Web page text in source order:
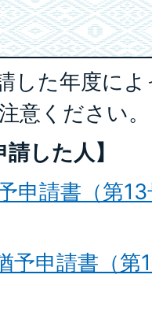
した年度に
意ください。
した人】
申請書（第
予申請書（